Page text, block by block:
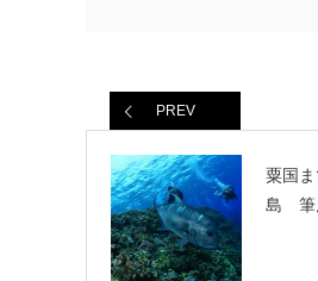
PREV
粟国
島 筆